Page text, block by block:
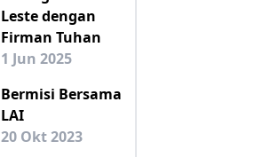
Leste dengan
Firman Tuhan
1 Jun 2025
Bermisi Bersama
LAI
20 Okt 2023